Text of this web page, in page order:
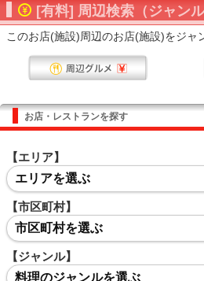
[有料] 周辺検索（ジャンル
このお店(施設)周辺のお店(施設)をジャ
お店・レストランを探す
【エリア】
エリアを選ぶ
【市区町村】
市区町村を選ぶ
【ジャンル】
料理のジャンルを選ぶ